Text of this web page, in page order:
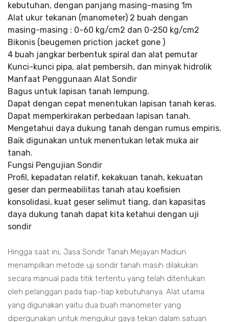
kebutuhan, dengan panjang masing-masing 1m
Alat ukur tekanan (manometer) 2 buah dengan
masing-masing : 0-60 kg/cm2 dan 0-250 kg/cm2
Bikonis (beugemen priction jacket gone )
4 buah jangkar berbentuk spiral dan alat pemutar
Kunci-kunci pipa, alat pembersih, dan minyak hidrolik
Manfaat Penggunaan Alat Sondir
Bagus untuk lapisan tanah lempung.
Dapat dengan cepat menentukan lapisan tanah keras.
Dapat memperkirakan perbedaan lapisan tanah.
Mengetahui daya dukung tanah dengan rumus empiris.
Baik digunakan untuk menentukan letak muka air
tanah.
Fungsi Pengujian Sondir
Profil, kepadatan relatif, kekakuan tanah, kekuatan
geser dan permeabilitas tanah atau koefisien
konsolidasi, kuat geser selimut tiang, dan kapasitas
daya dukung tanah dapat kita ketahui dengan uji
sondir
Hingga saat ini, Jasa Sondir Tanah Mejayan Madiun
menampilkan metode uji sondir tanah masih dilakukan
secara manual pada titik tertentu yang telah ditentukan
oleh pelanggan pada tiap-tiap kebutuhanya. Alat utama
yang digunakan yaitu dua buah manometer yang
dipergunakan untuk mengukur gaya tekan dalam satuan